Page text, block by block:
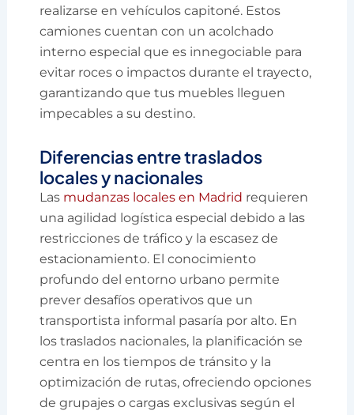
realizarse en vehículos capitoné. Estos
camiones cuentan con un acolchado
interno especial que es innegociable para
evitar roces o impactos durante el trayecto,
garantizando que tus muebles lleguen
impecables a su destino.
Diferencias entre traslados
locales y nacionales
Las mudanzas locales en Madrid requieren
una agilidad logística especial debido a las
restricciones de tráfico y la escasez de
estacionamiento. El conocimiento
profundo del entorno urbano permite
prever desafíos operativos que un
transportista informal pasaría por alto. En
los traslados nacionales, la planificación se
centra en los tiempos de tránsito y la
optimización de rutas, ofreciendo opciones
de grupajes o cargas exclusivas según el